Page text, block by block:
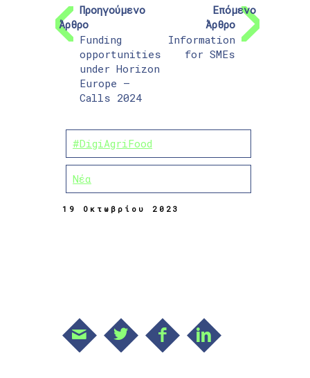
Προηγούμενο
Άρθρο
Funding
opportunities
under Horizon
Europe –
Calls 2024
Επόμενο
Άρθρο
Information
for SMEs
#DigiAgriFood
Νέα
19 Οκτωβρίου 2023